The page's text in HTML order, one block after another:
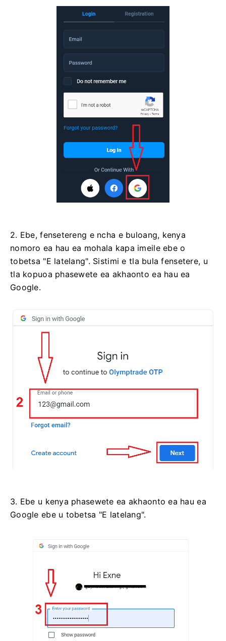
2. Ebe, fensetereng e ncha e buloang, kenya
nomoro ea hau ea mohala kapa imeile ebe o
tobetsa "E latelang". Sistimi e tla bula fensetere, u
tla kopuoa phasewete ea akhaonto ea hau ea
Google.
3. Ebe u kenya phasewete ea akhaonto ea hau ea
Google ebe u tobetsa "E latelang".